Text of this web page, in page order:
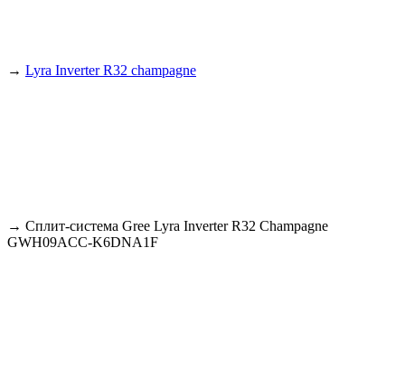
→ Lyra Inverter R32 champagne
→ Сплит-система Gree Lyra Inverter R32 Champagne
GWH09ACC-K6DNA1F